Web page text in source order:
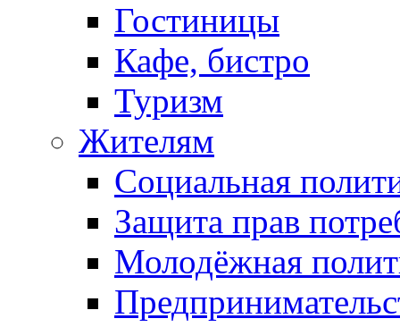
Гостиницы
Кафе, бистро
Туризм
Жителям
Социальная
Защита прав
Молодёжная